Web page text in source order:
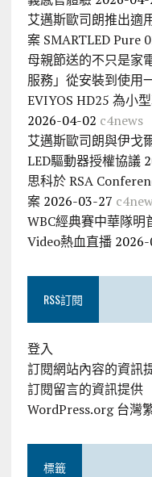
艾邁斯歐司朗推出適
案 SMARTLED Pure
母親節送的不只是家
服務」從安裝到使用
EVIYOS HD25 為小
2026-04-02 c4news
艾邁斯歐司朗與伊戈
LED驅動器授權協議
思科於 RSA
案 2026-03-27
WBC經典賽中華隊
Video熱血直播
RSS訂閱
登入
訂閱網站內容的資訊
訂閱留言的資訊提供
WordPress.org 台灣
標籤